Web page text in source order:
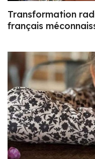
Transformation
français